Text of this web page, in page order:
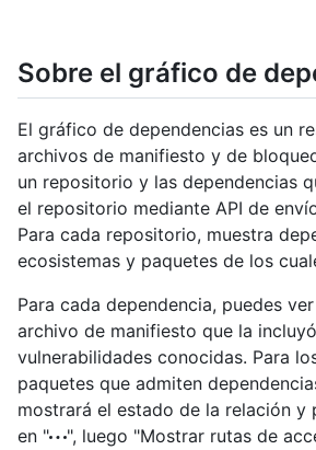
Sobre el gráfico de
El gráfico de dependencias es un
archivos de manifiesto y de
un repositorio y las dependencias
el repositorio mediante API de
Para cada repositorio, muestra
ecosistemas y paquetes de los
Para cada dependencia, puedes
archivo de manifiesto que la
vulnerabilidades conocidas. Para
paquetes que admiten
mostrará el estado de la relación y
en "
", luego "Mostrar rutas de